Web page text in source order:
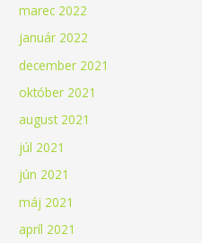
marec 2022
január 2022
december 2021
október 2021
august 2021
júl 2021
jún 2021
máj 2021
apríl 2021